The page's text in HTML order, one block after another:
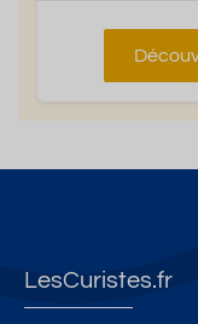
LesCuristes.fr